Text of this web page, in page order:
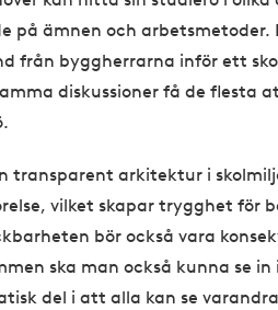
på ämnen och
från byggherrarna inför ett
diskussioner få de flesta
transparent arkitektur i
vilket skapar trygghet för
bör också vara
ska man också kunna se
del i att alla kan se